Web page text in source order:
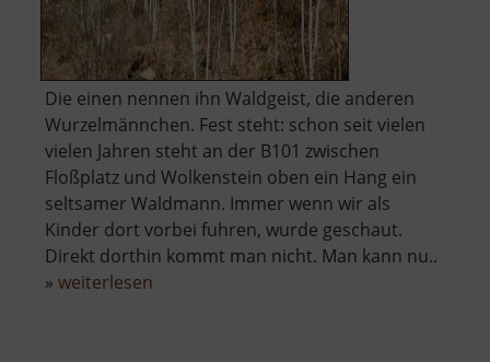
Die einen nennen ihn Waldgeist, die anderen
Wurzelmännchen. Fest steht: schon seit vielen
vielen Jahren steht an der B101 zwischen
Floßplatz und Wolkenstein oben ein Hang ein
seltsamer Waldmann. Immer wenn wir als
Kinder dort vorbei fuhren, wurde geschaut.
Direkt dorthin kommt man nicht. Man kann nu..
» weiterlesen